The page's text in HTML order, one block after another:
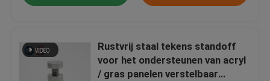
Rustvrij staal tekens standoff
voor het ondersteunen van acryl
/ gras panelen verstelbaar